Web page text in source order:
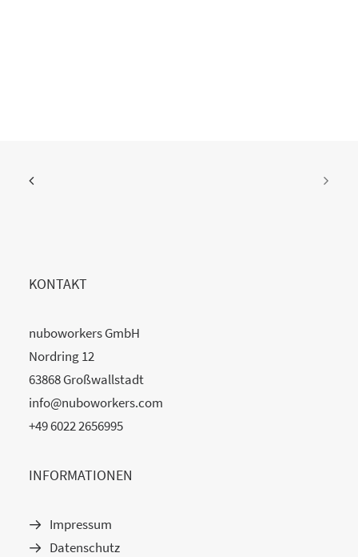
KONTAKT
nuboworkers GmbH
Nordring 12
63868 Großwallstadt
info@nuboworkers.com
+49 6022 2656995
INFORMATIONEN
Impressum
Datenschutz